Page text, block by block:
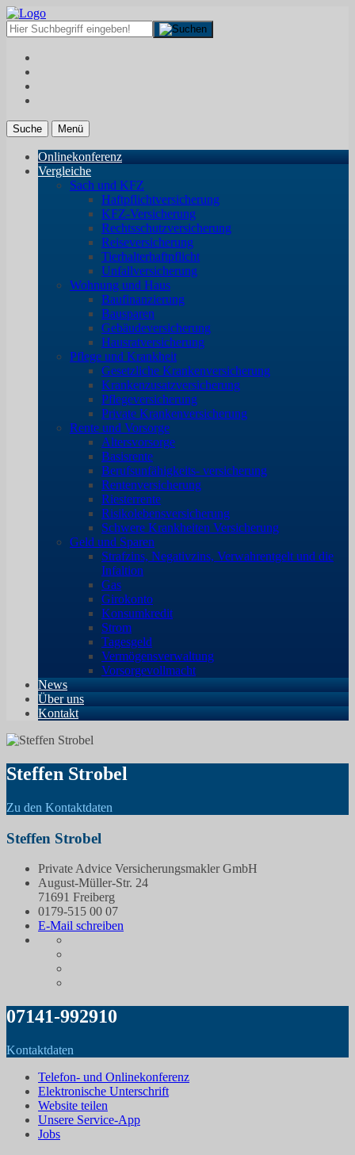
Suche Menü
Onlinekonferenz
Vergleiche
Sach und KFZ
Haftpflichtversicherung
KFZ-Versicherung
Rechtsschutzversicherung
Reiseversicherung
Tierhalterhaftpflicht
Unfallversicherung
Wohnung und Haus
Baufinanzierung
Bausparen
Gebäudeversicherung
Hausratversicherung
Pflege und Krankheit
Gesetzliche Krankenversicherung
Krankenzusatzversicherung
Pflegeversicherung
Private Krankenversicherung
Rente und Vorsorge
Altersvorsorge
Basisrente
Berufsunfähigkeits- versicherung
Rentenversicherung
Riesterrente
Risikolebensversicherung
Schwere Krankheiten Versicherung
Geld und Sparen
Strafzins, Negativzins, Verwahrentgelt und die
Infaltion
Gas
Girokonto
Konsumkredit
Strom
Tagesgeld
Vermögensverwaltung
Vorsorgevollmacht
News
Über uns
Kontakt
Steffen Strobel
Zu den Kontaktdaten
Steffen Strobel
Private Advice Versicherungsmakler GmbH
August-Müller-Str. 24
71691 Freiberg
0179-515 00 07
E-Mail schreiben
07141-992910
Kontaktdaten
Telefon- und Onlinekonferenz
Elektronische Unterschrift
Website teilen
Unsere Service-App
Jobs